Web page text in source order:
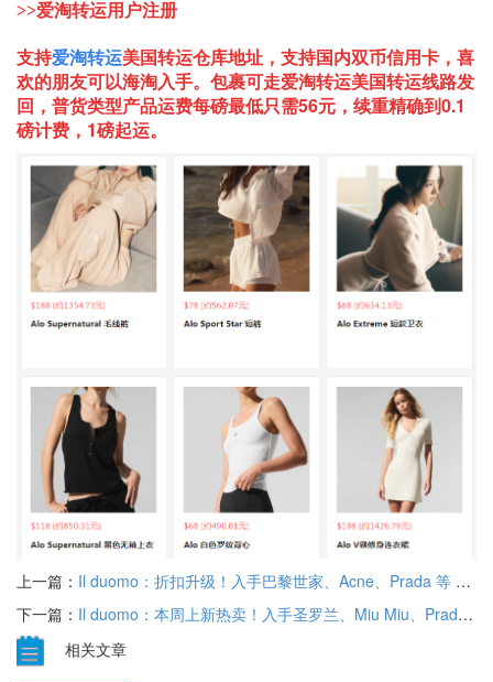
>>爱淘转运用户注册
支持爱淘转运美国转运仓库地址，支持国内双币信用卡，喜
欢的朋友可以海淘入手。包裹可走爱淘转运美国转运线路发
回，普货类型产品运费每磅最低只需56元，续重精确到0.1
磅计费，1磅起运。
上一篇： Il duomo：折扣升级！入手巴黎世家、Acne、Prada 等 低至5.5折优惠
下一篇： Il duomo：本周上新热卖！入手圣罗兰、Miu Miu、Prada 等 新人首单7.5折优惠
相关文章